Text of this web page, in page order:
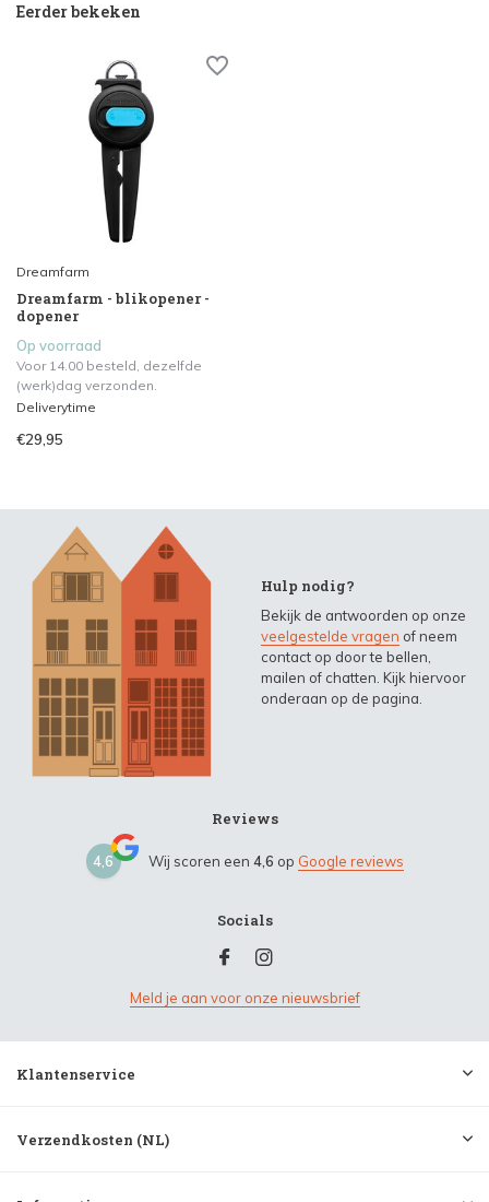
Eerder bekeken
Dreamfarm
Dreamfarm - blikopener -
dopener
Op voorraad
Voor 14.00 besteld, dezelfde
(werk)dag verzonden.
Deliverytime
€29,95
Hulp nodig?
Bekijk de antwoorden op onze
veelgestelde vragen of neem
contact op door te bellen,
mailen of chatten. Kijk hiervoor
onderaan op de pagina.
Reviews
4,6 Wij scoren een 4,6 op Google reviews
Socials
Meld je aan voor onze nieuwsbrief
Klantenservice
Verzendkosten (NL)